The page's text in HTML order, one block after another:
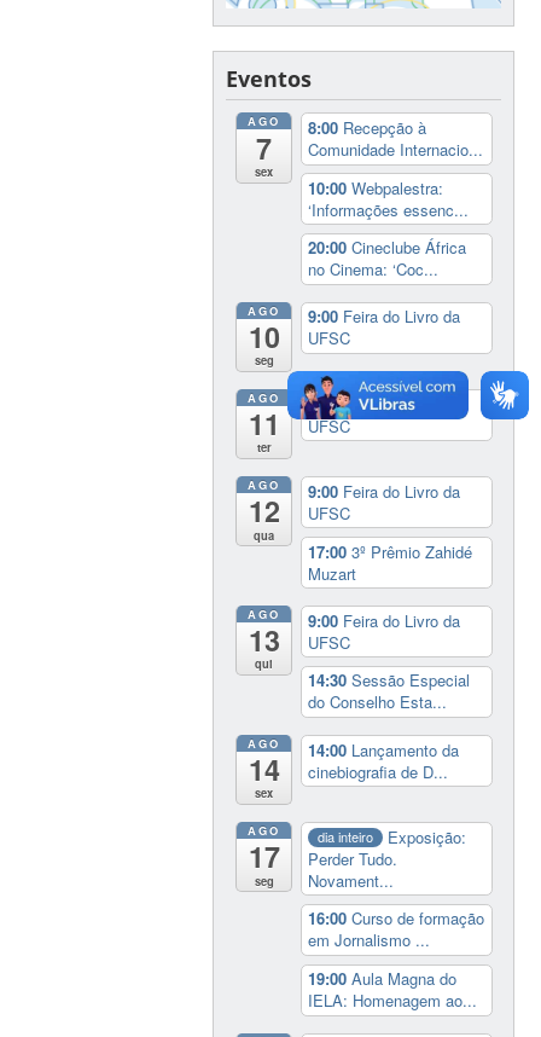
Eventos
AGO
7
sex
8:00 Recepção à
Comunidade Internacio...
10:00Webpalestra:
‘Informações essenc...
20:00Cineclube África
no Cinema: ‘Coc...
AGO
10
seg
9:00 Feira do Livro da
UFSC
AGO
11
ter
9:00Feira do Livro da
UFSC
AGO
12
qua
9:00 Feira do Livro da
UFSC
17:003º Prêmio Zahidé
Muzart
AGO
13
qui
9:00 Feira do Livro da
UFSC
14:30Sessão Especial
do Conselho Esta...
AGO
14
sex
14:00 Lançamento da
cinebiografia de D...
AGO
17
seg
dia inteiro
Exposição:
Perder Tudo.
Novament...
16:00Curso de formação
em Jornalismo ...
19:00Aula Magna do
IELA: Homenagem ao...